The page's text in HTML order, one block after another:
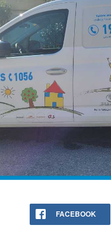
FACEBOOK